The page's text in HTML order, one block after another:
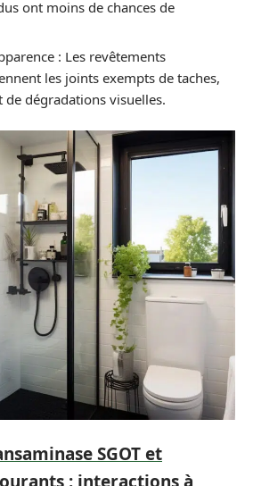
ont moins de chances de
: Les revêtements
les joints exempts de taches,
dégradations visuelles.
SGOT et
: interactions à